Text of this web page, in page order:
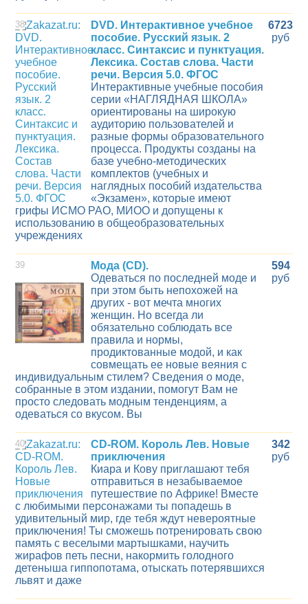
38
DVD. Интерактивное учебное
пособие. Русский язык. 2
класс. Синтаксис и пунктуация.
Лексика. Состав слова. Части
речи. Версия 5.0. ФГОС
Интерактивные учебные пособия
серии «НАГЛЯДНАЯ ШКОЛА»
ориентированы на широкую
аудиторию пользователей и
разные формы образовательного
процесса. Продукты созданы на
базе учебно-методических
комплектов (учебных и
наглядных пособий издательства
«Экзамен», которые имеют
грифы ИСМО РАО, МИОО и допущены к
использованию в общеобразовательных
учреждениях
6723
руб
39
Мода (CD).
Одеваться по последней моде и
при этом быть непохожей на
других - вот мечта многих
женщин. Но всегда ли
обязательно соблюдать все
правила и нормы,
продиктованные модой, и как
совмещать ее новые веяния с
индивидуальным стилем? Сведения о моде,
собранные в этом издании, помогут Вам не
просто следовать модным тенденциям, а
одеваться со вкусом. Вы
594
руб
40
CD-ROM. Король Лев. Новые
приключения
Киара и Кову приглашают тебя
отправиться в незабываемое
путешествие по Африке! Вместе
с любимыми персонажами ты попадешь в
удивительный мир, где тебя ждут невероятные
приключения! Ты сможешь потренировать свою
память с веселыми мартышками, научить
жирафов петь песни, накормить голодного
детеныша гиппопотама, отыскать потерявшихся
львят и даже
342
руб